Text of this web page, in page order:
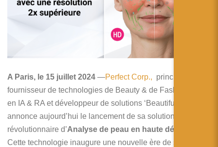
A Paris, le 15 juillet 2024 —Perfect Corp., principal
fournisseur de technologies de Beauty & de Fashion Tech
en IA & RA et développeur de solutions ‘Beautiful AI’,
annonce aujourd’hui le lancement de sa solution
révolutionnaire d’Analyse de peau en haute définition
Cette technologie inaugure une nouvelle ère de soins